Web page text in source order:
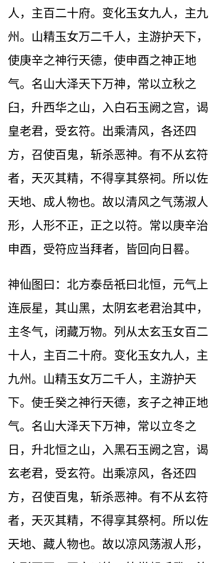
人，主百二十府。变化玉女九人，主九
州。山精玉女万二千人，主游护天下，
使庚辛之神行天德，使申酉之神正地
气。名山大泽天下万神，常以立秋之
臼，升西华之山，入白石玉阙之宫，谒
皇老君，受玄符。出乘清风，各还四
方，召使百鬼，斩杀恶神。有不从玄符
者，天灭其精，不得享其祭祠。所以佐
天地、成人物也。故以清风之气荡淑人
形，人形不正，正之以符。常以庚辛治
申酉，受符应当拜者，皆回向日晷。
神仙图曰：北方泰岳祇曰北恒，元气上
连辰星，其山黑，太阴玄老君治其中，
主冬气，闭藏万物。列从太玄玉女百二
十人，主百二十府。变化玉女九人，主
九州。山精玉女万二千人，主游护天
下。使壬癸之神行天德，亥子之神正地
气。名山大泽天下万神，常以立冬之
日，升北恒之山，入黑石玉阙之宫，谒
玄老君，受玄符。出乘凉风，各还四
方，召使百鬼，斩杀恶神。有不从玄符
者，天灭其精，不得享其祭柯。所以佐
天地、藏人物也。故以凉风荡淑人形，